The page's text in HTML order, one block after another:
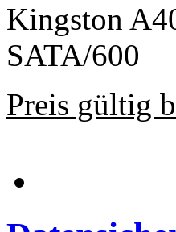
Kingston
SATA/600
Preis gültig